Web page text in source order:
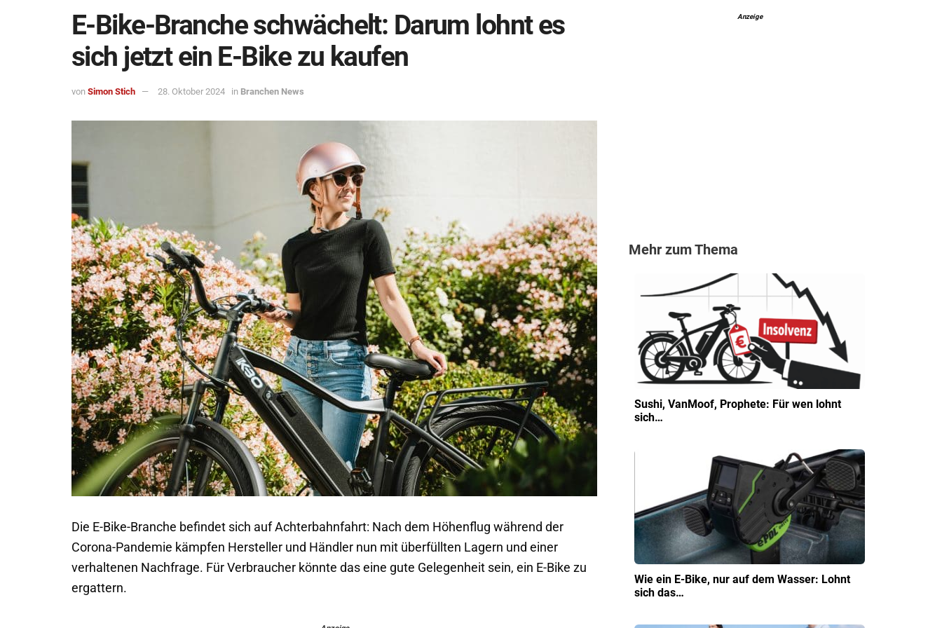
E-Bike-Branche schwächelt: Darum lohnt es
sich jetzt ein E-Bike zu kaufen
von Simon Stich 28. Oktober 2024 in Branchen News
Die E-Bike-Branche befindet sich auf Achterbahnfahrt: Nach dem Höhenflug während der
Corona-Pandemie kämpfen Hersteller und Händler nun mit überfüllten Lagern und einer
verhaltenen Nachfrage. Für Verbraucher könnte das eine gute Gelegenheit sein, ein E-Bike zu
ergattern.
Anzeige
Mehr zum Thema
Sushi, VanMoof, Prophete: Für wen lohnt
sich…
Wie ein E-Bike, nur auf dem Wasser: Lohnt
sich das…